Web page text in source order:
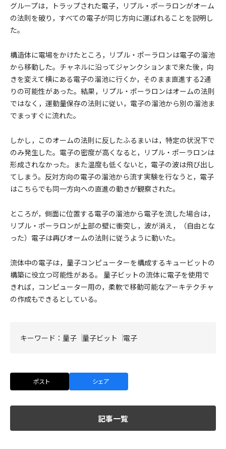
グループは，トラップされた電子，リプル・ポーラロンがオーム
の法則を破り，すべての電子が同じ方向に運ばれることを説明し
た。
構造体に電場をかけたところ，リプル・ポーラロンは電子の溜池
から移動した。チャネルに沿ってジャンクションまで来た後，向
きを変えて横にある電子の溜池に行くか，そのまま直進する2通
りの可能性があった。結果，リプル・ポーラロンはオームの法則
ではなく，運動量保存の法則に従い，電子の溜池から別の溜池ま
でまっすぐに流れた。
しかし，このオームの法則に反したふるまいは，特定の状況下で
のみ発生した。電子の密度が高くなると，リプル・ポーラロンは
形成されなかった。また温度も低くないと，電子の波は飛び出し
てしまう。反対方向の電子の溜池から流す実験を行なうと，電子
はこちらでも同一方向への直進の動きが観察された。
ところが，側面に位置する電子の溜池から電子を流した場合は，
リプル・ポーラロンが上部の壁に衝突し，波が消え，（自由とな
った）電子は再びオームの法則に従うように動いた。
流体中の電子は，量子コンピューターを構成するキュービットの
構築に役立つ可能性がある。 量子ビットの流体に電子を使用で
きれば，コンピューター用の，柔軟で移動可能なアーキテクチャ
の作成もできるとしている。
キーワード： 量子 量子ビット 電子
ポスト シェア
記事一覧